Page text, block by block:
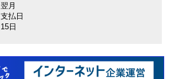
翌月
支払日
15日